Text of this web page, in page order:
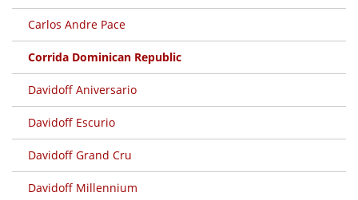
Carlos Andre Pace
Corrida Dominican Republic
Davidoff Aniversario
Davidoff Escurio
Davidoff Grand Cru
Davidoff Millennium